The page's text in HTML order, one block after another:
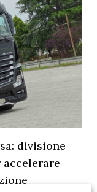
divisione
accelerare